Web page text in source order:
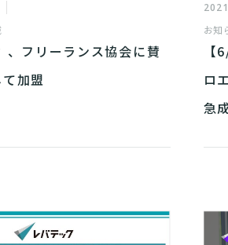
、フリーランス協会に賛
加盟
お知
ロ
急